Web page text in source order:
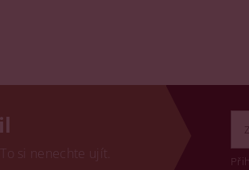
si nenechte ujít.